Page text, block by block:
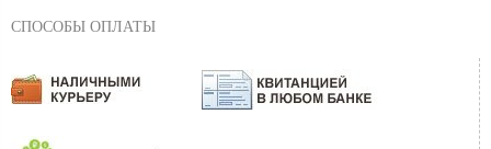
СПОСОБЫ ОПЛАТЫ